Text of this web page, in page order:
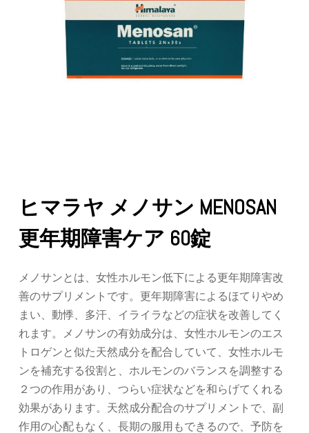
ヒマラヤ メノサン MENOSAN
更年期障害ケア 60錠
メノサンとは、女性ホルモン低下による更年期障害改
善のサプリメントです。更年期障害によるほてりやめ
まい、動悸、多汗、イライラなどの症状を改善してく
れます。メノサンの有効成分は、女性ホルモンのエス
トロゲンと似た天然成分を配合していて、女性ホルモ
ンを補充する役割と、ホルモンのバランスを調整する
２つの作用があり、つらい症状などを和らげてくれる
効果があります。天然成分配合のサプリメントで、副
作用の心配もなく、長期の服用もできるので、予防を